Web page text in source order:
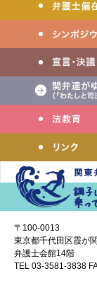
〒100-0013
東京都千代田区霞が
弁護士会館14階
TEL 03-3581-3838